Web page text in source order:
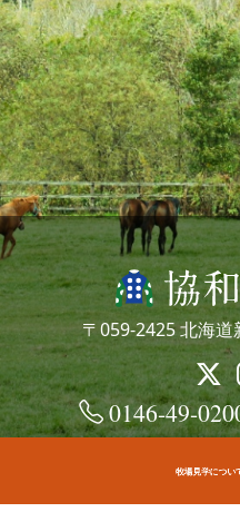
〒059-2425 北海
0146-49-
牧場見学につい